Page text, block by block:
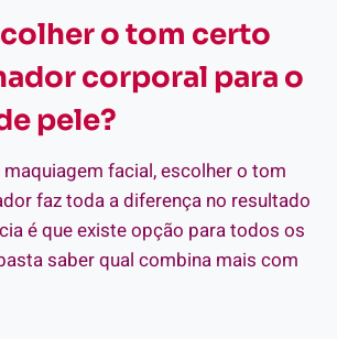
o tom certo
corporal para o
pele?
facial, escolher o tom
faz toda a diferença no resultado
é que existe opção para todos os
saber qual combina mais com